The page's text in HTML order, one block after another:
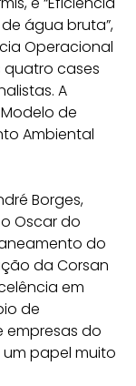
água bruta”,
Operacional
quatro cases
A
de
Ambiental
Borges,
Oscar do
do
da Corsan
em
de
empresas do
um papel muito